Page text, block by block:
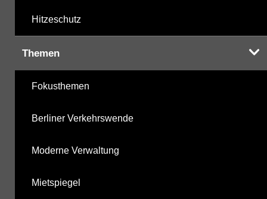
Hitzeschutz
Themen
Fokusthemen
Berliner Verkehrswende
Moderne Verwaltung
Mietspiegel